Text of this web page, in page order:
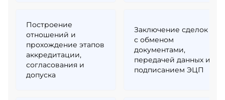
Построение
отношений и
прохождение этапов
аккредитации,
согласования и
допуска
Заключение сделок
с обменом
документами,
передачей данных и
подписанием ЭЦП